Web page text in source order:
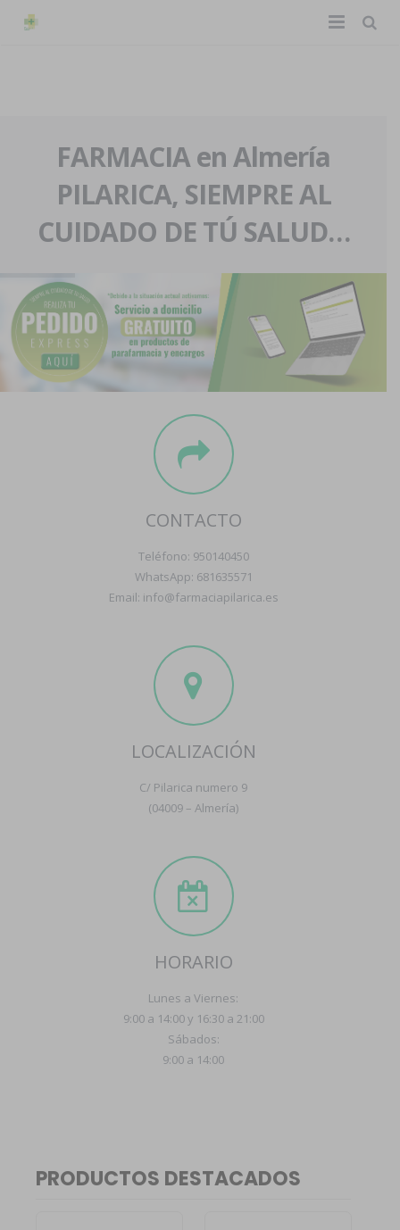
La farmacia
Nuestra historia
Nuestro equipo
Eventos
Servicios y reservas
Pedidos express
Blog
Contacto
Boletín
FARMACIA en Almería
PILARICA, SIEMPRE AL
CUIDADO DE TÚ SALUD…
CONTACTO
Teléfono: 950140450
WhatsApp: 681635571
Email: info@farmaciapilarica.es
LOCALIZACIÓN
C/ Pilarica numero 9
(04009 – Almería)
HORARIO
Lunes a Viernes:
9:00 a 14:00 y 16:30 a 21:00
Sábados:
9:00 a 14:00